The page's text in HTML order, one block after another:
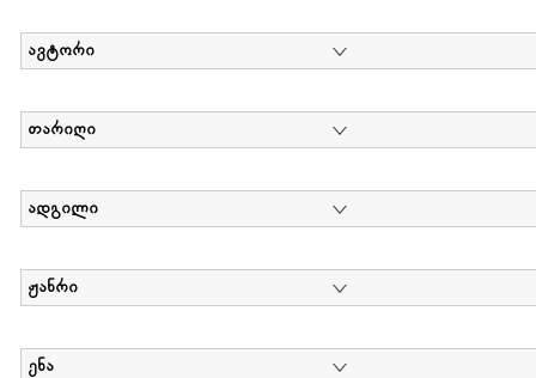
ავტორი
თარიღი
ადგილი
ჟანრი
ენა